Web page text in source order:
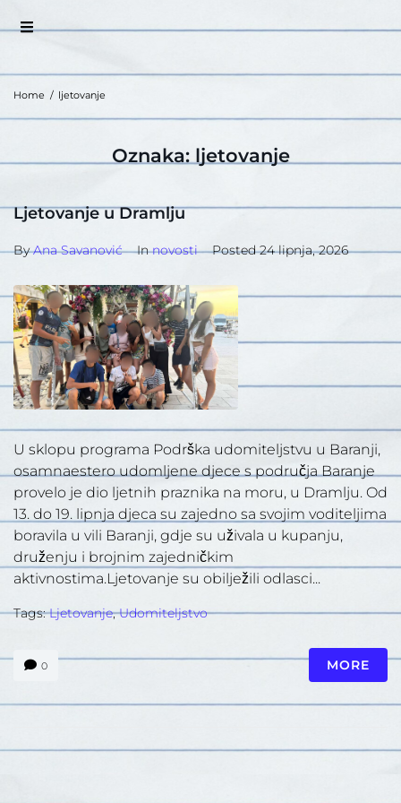
Home / ljetovanje
Oznaka: ljetovanje
Ljetovanje u Dramlju
ByAna Savanović Innovosti Posted24 lipnja, 2026
U sklopu programa Podrška udomiteljstvu u Baranji,
osamnaestero udomljene djece s područja Baranje
provelo je dio ljetnih praznika na moru, u Dramlju. Od
13. do 19. lipnja djeca su zajedno sa svojim voditeljima
boravila u vili Baranji, gdje su uživala u kupanju,
druženju i brojnim zajedničkim
aktivnostima.Ljetovanje su obilježili odlasci...
Tags:Ljetovanje,Udomiteljstvo
0 MORE